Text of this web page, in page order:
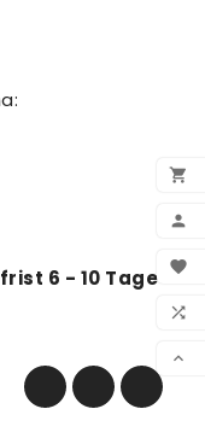





6 - 10 Tage